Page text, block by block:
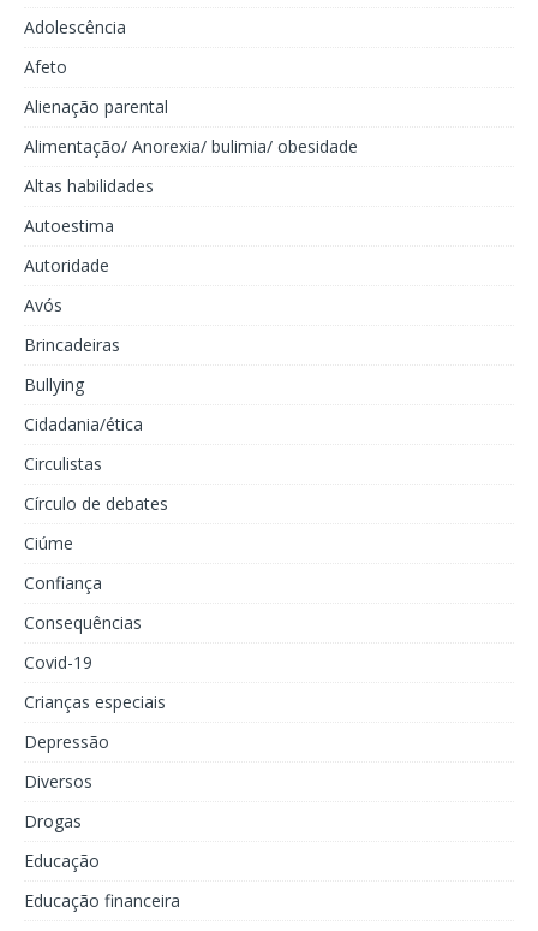
Adolescência
Afeto
Alienação parental
Alimentação/ Anorexia/ bulimia/ obesidade
Altas habilidades
Autoestima
Autoridade
Avós
Brincadeiras
Bullying
Cidadania/ética
Circulistas
Círculo de debates
Ciúme
Confiança
Consequências
Covid-19
Crianças especiais
Depressão
Diversos
Drogas
Educação
Educação financeira